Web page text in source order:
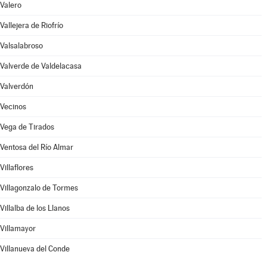
Valero
Vallejera de Riofrío
Valsalabroso
Valverde de Valdelacasa
Valverdón
Vecinos
Vega de Tirados
Ventosa del Río Almar
Villaflores
Villagonzalo de Tormes
Villalba de los Llanos
Villamayor
Villanueva del Conde